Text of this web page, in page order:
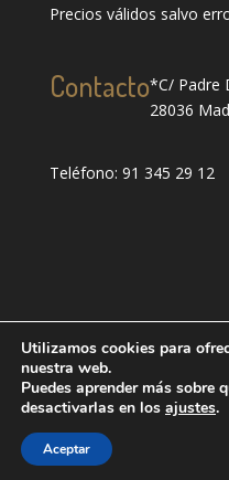
Precios válidos salvo
Contacto*C/ Padre
28036
Teléfono: 91 345 29 12
Designed byshowin|
| Grupo Oter 2025®
Utilizamos cookies para
nuestra web.
Puedes aprender más sobre
desactivarlas en los ajustes.
Aceptar